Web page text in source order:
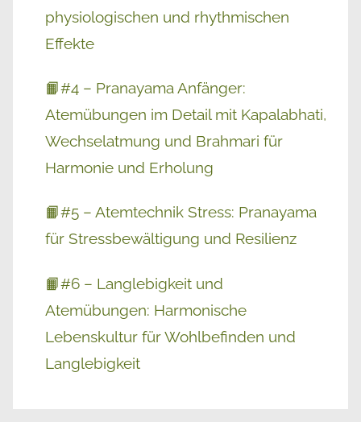
physiologischen und rhythmischen
Effekte
📙#4 – Pranayama Anfänger:
Atemübungen im Detail mit Kapalabhati,
Wechselatmung und Brahmari für
Harmonie und Erholung
📙#5 – Atemtechnik Stress: Pranayama
für Stressbewältigung und Resilienz
📙#6 – Langlebigkeit und
Atemübungen: Harmonische
Lebenskultur für Wohlbefinden und
Langlebigkeit